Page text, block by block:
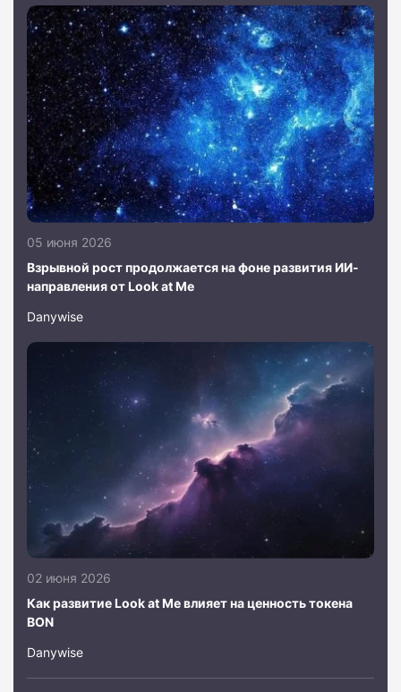
05 июня 2026
Взрывной рост продолжается на фоне развития ИИ-
направления от Look at Me
Danywise
02 июня 2026
Как развитие Look at Me влияет на ценность токена
BON
Danywise